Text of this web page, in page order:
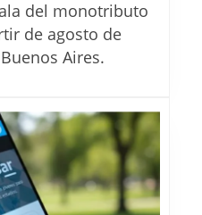
del monotributo
de agosto de
Aires.